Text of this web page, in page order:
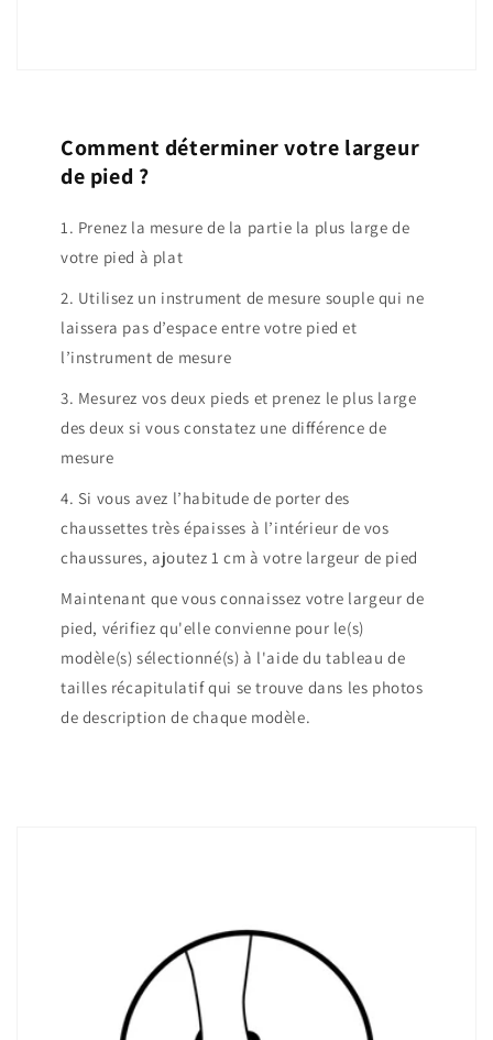
Comment déterminer votre largeur
de pied ?
1. Prenez la mesure de la partie la plus large de
votre pied à plat
2. Utilisez un instrument de mesure souple qui ne
laissera pas d’espace entre votre pied et
l’instrument de mesure
3. Mesurez vos deux pieds et prenez le plus large
des deux si vous constatez une différence de
mesure
4. Si vous avez l’habitude de porter des
chaussettes très épaisses à l’intérieur de vos
chaussures, ajoutez 1 cm à votre largeur de pied
Maintenant que vous connaissez votre largeur de
pied, vérifiez qu'elle convienne pour le(s)
modèle(s) sélectionné(s) à l'aide du tableau de
tailles récapitulatif qui se trouve dans les photos
de description de chaque modèle.